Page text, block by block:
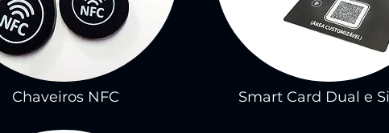
Chaveiros NFC Smart Card Dual e